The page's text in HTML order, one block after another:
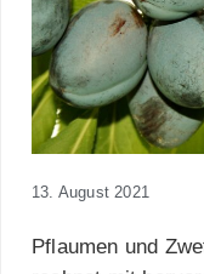
13. August 2021
Pflaumen und